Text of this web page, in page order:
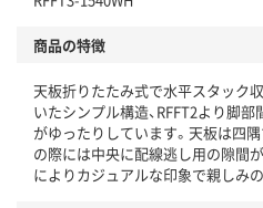
商品の特徴
天板折りたたみ式で水平スタック
いたシンプル構造、RFFT2より脚
がゆったりしています。天板は四
の際には中央に配線逃し用の隙間
によりカジュアルな印象で親しみ